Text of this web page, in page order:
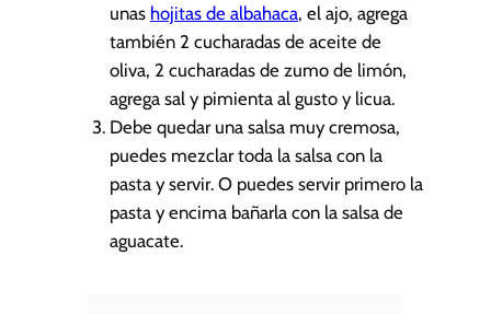
unas hojitas de albahaca, el ajo, agrega
también 2 cucharadas de aceite de
oliva, 2 cucharadas de zumo de limón,
agrega sal y pimienta al gusto y licua.
Debe quedar una salsa muy cremosa,
puedes mezclar toda la salsa con la
pasta y servir. O puedes servir primero la
pasta y encima bañarla con la salsa de
aguacate.